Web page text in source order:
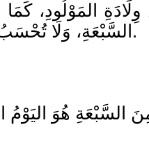
المَوْلُودِ،
السَّبْعَةِ، وَلَا تُحْسَبُ اللَّيْلَةُ إِنْ وُلِدَ لَيْلَاً، بَلْ يُحْسَبُ اليَوْمُ الذي يَلِيهَا.